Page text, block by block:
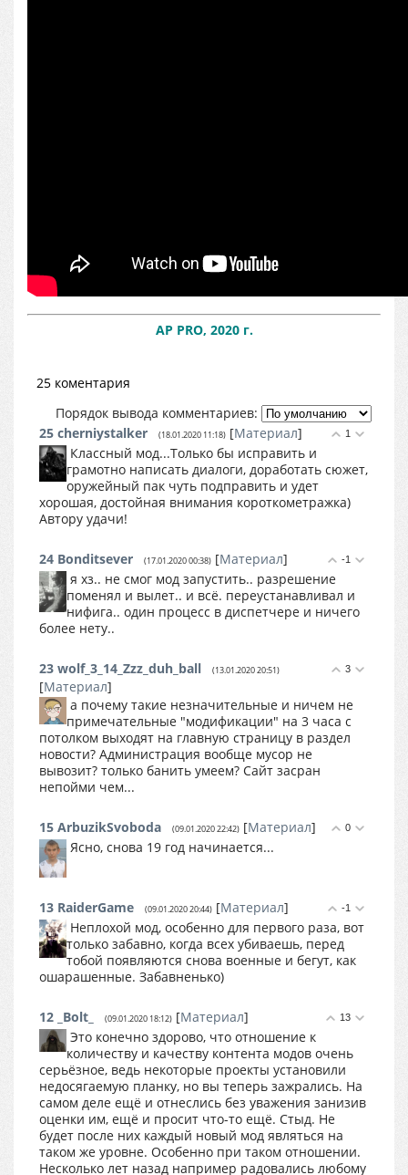
AP PRO, 2020 г.
25 коментария
Порядок вывода комментариев:
1
25 cherniystalker (18.01.2020 11:18) [Материал]
Классный мод...Только бы исправить и
грамотно написать диалоги, доработать сюжет,
оружейный пак чуть подправить и удет
хорошая, достойная внимания короткометражка)
Автору удачи!
-1
24 Bonditsever (17.01.2020 00:38) [Материал]
я хз.. не смог мод запустить.. разрешение
поменял и вылет.. и всё. переустанавливал и
нифига.. один процесс в диспетчере и ничего
более нету..
3
23 wolf_3_14_Zzz_duh_ball (13.01.2020 20:51)
[Материал]
а почему такие незначительные и ничем не
примечательные "модификации" на 3 часа с
потолком выходят на главную страницу в раздел
новости? Администрация вообще мусор не
вывозит? только банить умеем? Сайт засран
непойми чем...
0
15 ArbuzikSvoboda (09.01.2020 22:42) [Материал]
Ясно, снова 19 год начинается...
-1
13 RaiderGame (09.01.2020 20:44) [Материал]
Неплохой мод, особенно для первого раза, вот
только забавно, когда всех убиваешь, перед
тобой появляются снова военные и бегут, как
ошарашенные. Забавненько)
13
12 _Bolt_ (09.01.2020 18:12) [Материал]
Это конечно здорово, что отношение к
количеству и качеству контента модов очень
серьёзное, ведь некоторые проекты установили
недосягаемую планку, но вы теперь зажрались. На
самом деле ещё и отнеслись без уважения занизив
оценки им, ещё и просит что-то ещё. Стыд. Не
будет после них каждый новый мод являться на
таком же уровне. Особенно при таком отношении.
Несколько лет назад например радовались любому